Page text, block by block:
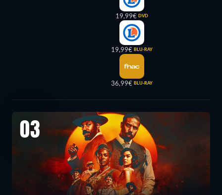
19,99€ DVD
19,99€ BLU-RAY
36,99€ BLU-RAY
03